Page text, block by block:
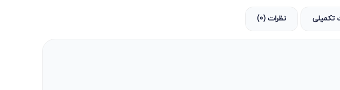
تکمیلی نظرات (0)